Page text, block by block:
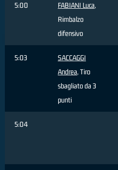
5:00 FABIANI Luca,
Rimbalzo
difensivo
5:03
SACCAGGI
Andrea, Tiro
sbagliato da 3
punti
5:04